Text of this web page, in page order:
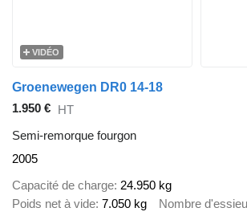
VIDÉO
Groenewegen DR0 14-18
1.950 € HT
Semi-remorque fourgon
2005
Capacité de charge 24.950 kg
Poids net à vide 7.050 kg Nombre